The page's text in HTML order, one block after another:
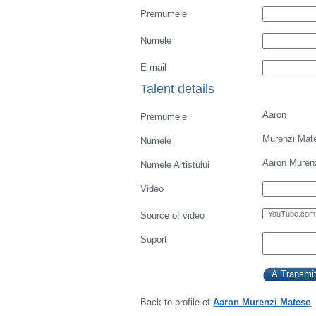
Premumele
Numele
E-mail
Talent details
Premumele Aaron
Numele Murenzi
Numele Artistului Aaron
Video
Source of video
Suport
Back to profile ofAaron Murenzi Mateso